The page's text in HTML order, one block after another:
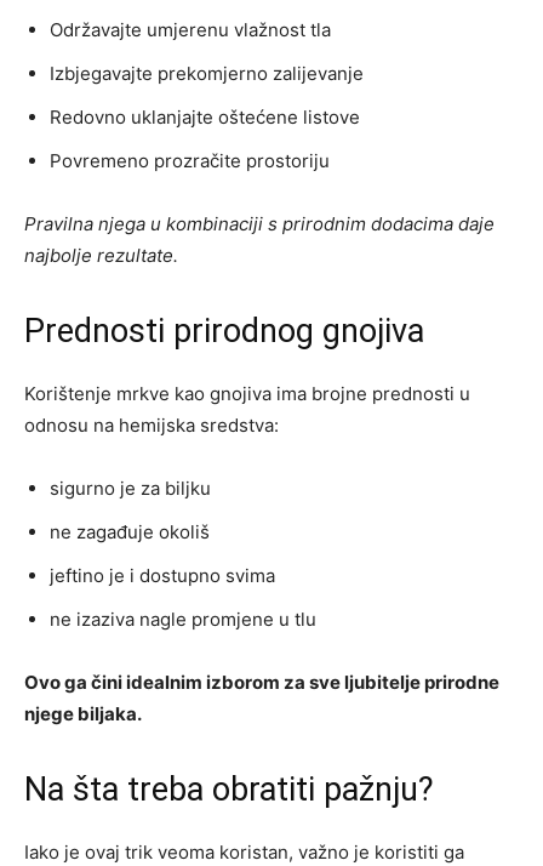
Održavajte umjerenu vlažnost tla
Izbjegavajte prekomjerno zalijevanje
Redovno uklanjajte oštećene listove
Povremeno prozračite prostoriju
Pravilna njega u kombinaciji s prirodnim dodacima daje
najbolje rezultate.
Prednosti prirodnog gnojiva
Korištenje mrkve kao gnojiva ima brojne prednosti u
odnosu na hemijska sredstva:
sigurno je za biljku
ne zagađuje okoliš
jeftino je i dostupno svima
ne izaziva nagle promjene u tlu
Ovo ga čini idealnim izborom za sve ljubitelje prirodne
njege biljaka.
Na šta treba obratiti pažnju?
Iako je ovaj trik veoma koristan, važno je koristiti ga